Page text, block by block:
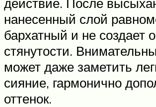
нанесенный слой
бархатный и не создает
стянутости.
может даже заметить
сияние, гармонично
оттенок.